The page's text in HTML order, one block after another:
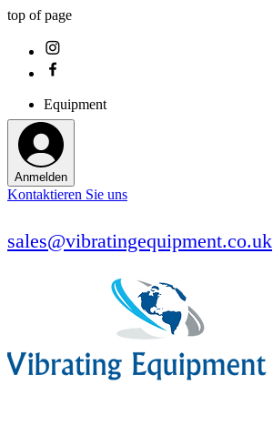
top of page
Equipment
Anmelden
Kontaktieren Sie uns
sales@vibratingequipment.co.uk